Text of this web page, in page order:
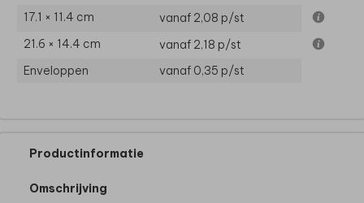
17.1 × 11.4 cm
vanaf 2,08 p/st
21.6 × 14.4 cm
vanaf 2,18 p/st
Enveloppen
vanaf 0,35 p/st
Productinformatie
Omschrijving